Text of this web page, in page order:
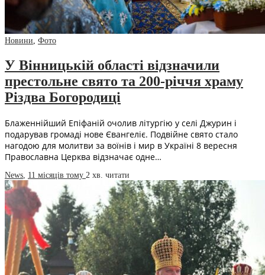
Новини, Фото
У Вінницькій області відзначили
престольне свято та 200-річчя храму
Різдва Богородиці
Блаженнійший Епіфаній очолив літургію у селі Джурин і
подарував громаді нове Євангеліє. Подвійне свято стало
нагодою для молитви за воїнів і мир в Україні 8 вересня
Православна Церква відзначає одне…
News 11 місяців тому 2 хв. читати